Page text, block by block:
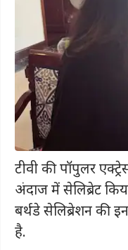
टीवी की पॉपुलर
अंदाज में सेलिब्रेट
बर्थडे सेलिब्रेशन की
है.